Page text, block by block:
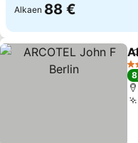
Alkaen 88 €
4